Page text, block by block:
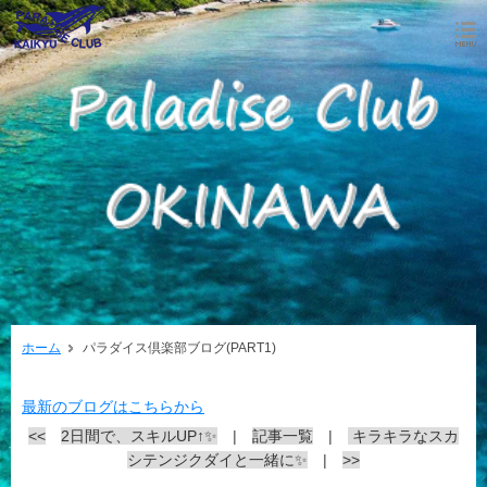
ホーム パラダイス倶楽部ブログ(PART1)
最新のブログはこちらから
<<
2日間で、スキルUP↑✨ | 記事一覧 |
キラキラなスカ
シテンジクダイと一緒に✨ | >>